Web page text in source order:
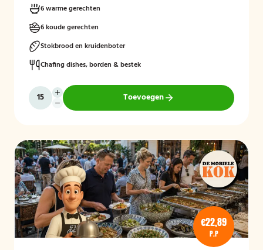
6 warme gerechten
6 koude gerechten
Stokbrood en kruidenboter
Chafing dishes, borden & bestek
Toevoegen
€22,89
P.P